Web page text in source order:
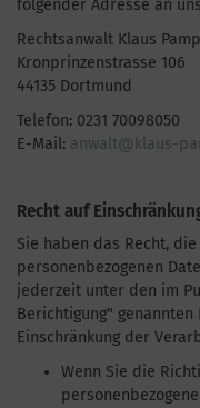
folgender Adresse an
Rechtsanwalt Klaus
Kronprinzenstrasse 106
44135 Dortmund
Telefon: 0231 70098050
E-Mail: anwalt@klaus-
Recht auf
Sie haben das Recht,
personenbezogenen
jederzeit unter den im
Berichtigung" genannten
Einschränkung der
Wenn Sie die